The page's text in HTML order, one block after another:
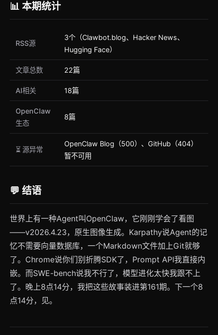
📊 本期统计
RSS源
3个（Clawbot.blog、Hacker News、
Hugging Face）
文章总数 22篇
AI相关 18篇
OpenClaw
生态
8篇
⏳ 源异常
OpenClaw Blog（500）、GitHub（404）
暂不可用
💬 结语
世界上有一种Agent叫OpenClaw，它刚刚学会了看图
——v2026.4.23，原生图像生成。Karpathy说Agent的记
忆不需要向量数据库，一个Markdown文件加上Git就够
了。Chrome说你们别折腾SDK了，Prompt API我直接内
嵌。而SWE-bench说我不行了，模型进化太快我跟不上
了。晚上8点14分，我把这些故事装进第161期。下一个8
点14分，见。